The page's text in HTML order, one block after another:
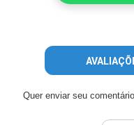
Quer enviar seu